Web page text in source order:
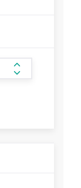
form.increase-